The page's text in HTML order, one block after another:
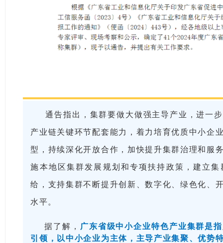
通告指出，集群要做大做强主导产业，进一
产业链关键环节配套能力，着力培育优质中小企
型，持续深化开放合作，加快提升集群治理和服
施本地区集群发展规划和专项扶持政策，建立
给，支持集群不断提升创新、数字化、绿色化、
水平。
据了解，
广东省级中小企业特色产业集群是
引领，以中小企业为主体，主导产业集聚、优势